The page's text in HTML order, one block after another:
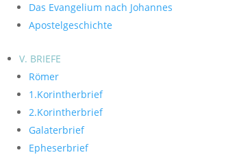
Das Evangelium nach Johannes
Apostelgeschichte
V. BRIEFE
Römer
1.Korintherbrief
2.Korintherbrief
Galaterbrief
Epheserbrief